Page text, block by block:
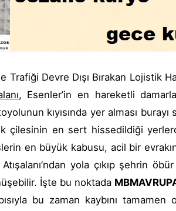
Trafiği Devre Dışı Bırakan Lojistik
, Esenler’in en hareketli
kıyısında yer alması
çilesinin en sert hissedildiği
en büyük kabusu, acil bir
yola çıkıp şehrin
İşte bu noktada
bu zaman kaybını